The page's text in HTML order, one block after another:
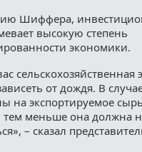
Шиффера,
высокую степень
экономики.
от дождя. В
на экспортируемое
тем меньше она должна
– сказал